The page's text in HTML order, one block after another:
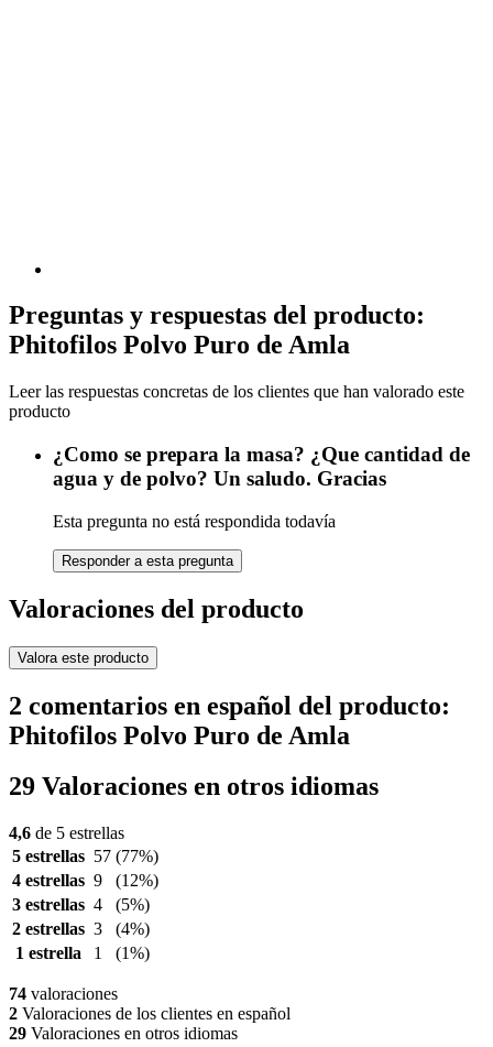
Preguntas y respuestas del producto:
Phitofilos Polvo Puro de Amla
Leer las respuestas concretas de los clientes que han valorado este
producto
¿Como se prepara la masa? ¿Que cantidad de
agua y de polvo? Un saludo. Gracias
Esta pregunta no está respondida todavía
Responder a esta pregunta
Valoraciones del producto
Valora este producto
2 comentarios en español del producto:
Phitofilos Polvo Puro de Amla
29 Valoraciones en otros idiomas
4,6 de 5 estrellas
5 estrellas 57 (77%)
4 estrellas 9
(12%)
3 estrellas 4
(5%)
2 estrellas 3
(4%)
1 estrella
1 (1%)
74 valoraciones
2 Valoraciones de los clientes en español
29 Valoraciones en otros idiomas